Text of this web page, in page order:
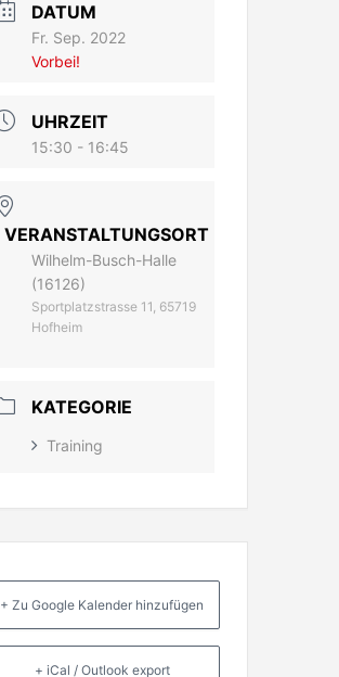
DATUM
Fr. Sep. 2022
Vorbei!
UHRZEIT
15:30 - 16:45
VERANSTALTUNGSORT
Wilhelm-Busch-Halle
(16126)
Sportplatzstrasse 11, 65719
Hofheim
KATEGORIE
Training
+ Zu Google Kalender hinzufügen
+ iCal / Outlook export